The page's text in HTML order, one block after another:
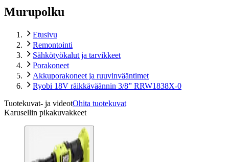
Murupolku
Etusivu
Remontointi
Sähkötyökalut ja tarvikkeet
Porakoneet
Akkuporakoneet ja ruuvinvääntimet
Ryobi 18V räikkäväännin 3/8” RRW1838X-0
Tuotekuvat- ja videotOhita tuotekuvat
Karusellin pikakuvakkeet